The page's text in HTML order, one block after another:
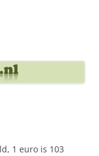
1 euro is 103